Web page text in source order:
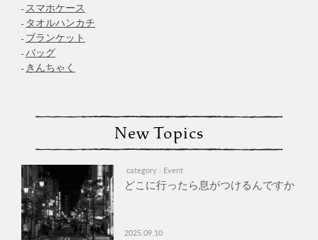
スマホケース
タオルハンカチ
ブランケット
バッグ
きんちゃく
New Topics
category : Event
どこに行ったら息がつけるんですか
2025.09.10